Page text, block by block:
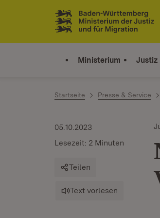
Zum Inhalt springen
Link zur Startseite
Ministerium Justiz
Startseite Presse & Service
05.10.2023
Lesezeit: 2 Minuten
Teilen
Text vorlesen